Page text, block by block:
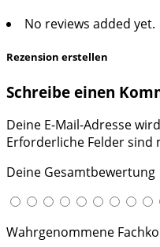
No reviews added yet.
Rezension erstellen
Schreibe einen
Deine E-Mail-Adresse
Erforderliche Felder sind
Deine Gesamtbewertung
Wahrgenommene